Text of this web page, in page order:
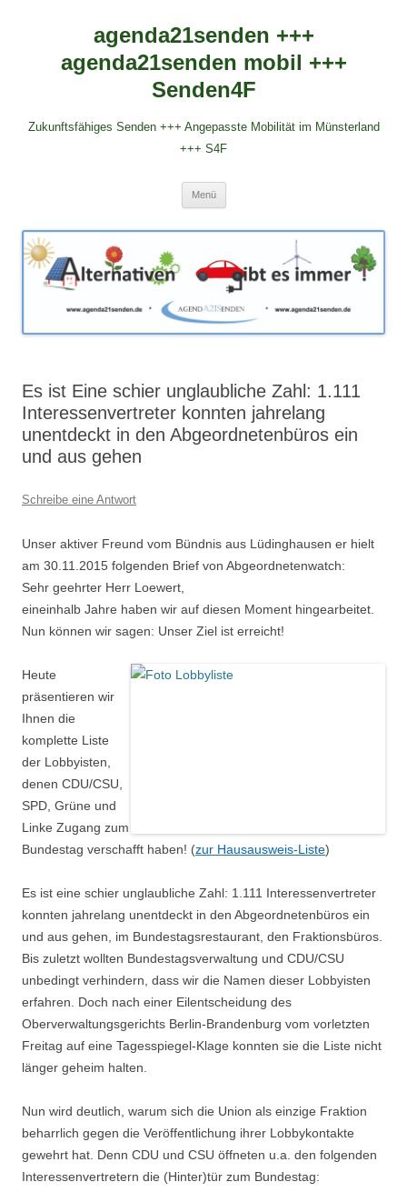
agenda21senden +++
agenda21senden mobil +++
Senden4F
Zukunftsfähiges Senden +++ Angepasste Mobilität im Münsterland
+++ S4F
Menü
Es ist Eine schier unglaubliche Zahl: 1.111
Interessenvertreter konnten jahrelang
unentdeckt in den Abgeordnetenbüros ein
und aus gehen
Schreibe eine Antwort
Unser aktiver Freund vom Bündnis aus Lüdinghausen er hielt
am 30.11.2015 folgenden Brief von Abgeordnetenwatch:
Sehr geehrter Herr Loewert,
eineinhalb Jahre haben wir auf diesen Moment hingearbeitet.
Nun können wir sagen: Unser Ziel ist erreicht!
Heute
präsentieren wir
Ihnen die
komplette Liste
der Lobbyisten,
denen CDU/CSU,
SPD, Grüne und
Linke Zugang zum
Bundestag verschafft haben! (zur Hausausweis-Liste)
Es ist eine schier unglaubliche Zahl: 1.111 Interessenvertreter
konnten jahrelang unentdeckt in den Abgeordnetenbüros ein
und aus gehen, im Bundestagsrestaurant, den Fraktionsbüros.
Bis zuletzt wollten Bundestagsverwaltung und CDU/CSU
unbedingt verhindern, dass wir die Namen dieser Lobbyisten
erfahren. Doch nach einer Eilentscheidung des
Oberverwaltungsgerichts Berlin-Brandenburg vom vorletzten
Freitag auf eine Tagesspiegel-Klage konnten sie die Liste nicht
länger geheim halten.
Nun wird deutlich, warum sich die Union als einzige Fraktion
beharrlich gegen die Veröffentlichung ihrer Lobbykontakte
gewehrt hat. Denn CDU und CSU öffneten u.a. den folgenden
Interessenvertretern die (Hinter)tür zum Bundestag: